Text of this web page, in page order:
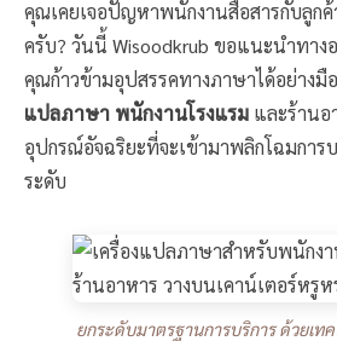
คุณเคยเจอปัญหาพนักงานสื่อสารกับลูกค้
ครับ? วันนี้ Wisoodkrub ขอแนะนำทาง
คุณก้าวข้ามอุปสรรคทางภาษาได้อย่าง
แปลภาษา พนักงานโรงแรม และร้านอ
อุปกรณ์อัจฉริยะที่จะเข้ามาพลิกโฉมการ
ระดับ
ยกระดับมาตรฐานการบริการ ด้วยเทค